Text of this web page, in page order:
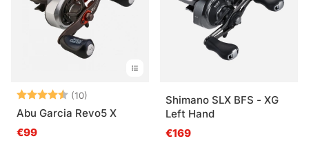
Bewertung:(10)
4.5 von 5 Sternen
Abu Garcia Revo5 X
€99
Shimano SLX BFS - XG
Left Hand
€169